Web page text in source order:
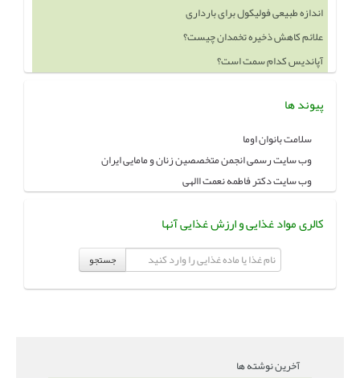
اندازه طبیعی فولیکول برای بارداری
علائم کاهش ذخیره تخمدان چیست؟
آپاندیس کدام سمت است؟
پیوند ها
سلامت بانوان اوما
وب سایت رسمی انجمن متخصصین زنان و مامایی ایران
وب سایت دکتر فاطمه نعمت االهی
کالری مواد غذایی و ارزش غذایی آنها
جستجو
آخرین نوشته ها